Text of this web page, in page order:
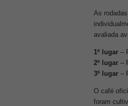
As
avaliada
1º lugar –
2º lugar –
3º lugar –
O café
foram